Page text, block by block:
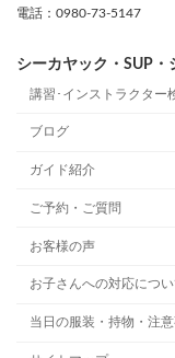
電話：0980-73-5147
シーカヤック・SUP
講習･インストラクター
ブログ
ガイド紹介
ご予約・ご質問
お客様の声
お子さんへの対応につい
当日の服装・持物・注